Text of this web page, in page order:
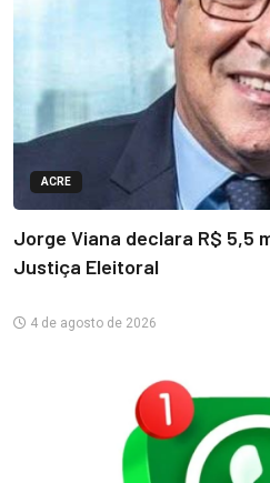
ACRE
Jorge Viana declara R$ 5,5
Justiça Eleitoral
4 de agosto de 2026